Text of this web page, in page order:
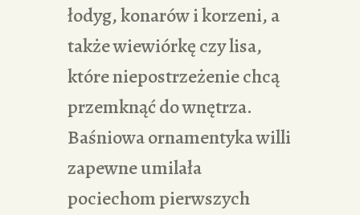
łodyg, konarów i korzeni, a
także wiewiórkę czy lisa,
które niepostrzeżenie chcą
przemknąć do wnętrza.
Baśniowa ornamentyka willi
zapewne umilała
pociechom pierwszych